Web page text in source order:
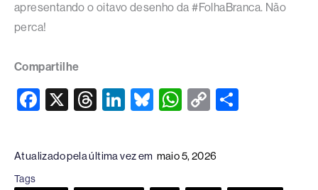
apresentando o oitavo desenho da #FolhaBranca. Não
perca!
Compartilhe
F
c
e
X
T
e
a
Li
e
Bl
sk
W
at
s
C
p
y
Atualizado pela última vez em maio 5, 2026
Tags